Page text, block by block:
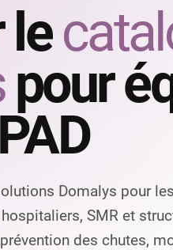
le
pour
Domalys pour
SMR et
des chutes,